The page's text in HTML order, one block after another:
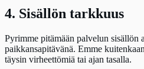
4. Sisällön tarkkuus
Pyrimme pitämään palvelun sisällön
paikkansapitävänä. Emme
täysin virheettömiä tai ajan tasalla.